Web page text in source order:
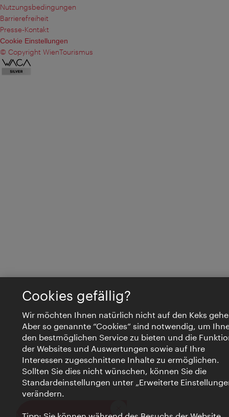
Schließen
Nutzungsbedingungen
Barrierefreiheit
Presse-Kontakt
Cookie Einstellungen
© Copyright WienTourismus
Cookies gefällig?
Wir möchten Ihnen natürlich nicht auf den Keks
Aber so genannte “Cookies” sind notwendig, um
den bestmöglichen Service zu bieten und die
der Websites und Auswertungen sowie auf Ihre
Interessen zugeschnittene Inhalte zu ermöglichen.
Sollten Sie dies nicht wünschen, können Sie die
Standardeinstellungen unter „Erweiterte
verändern.